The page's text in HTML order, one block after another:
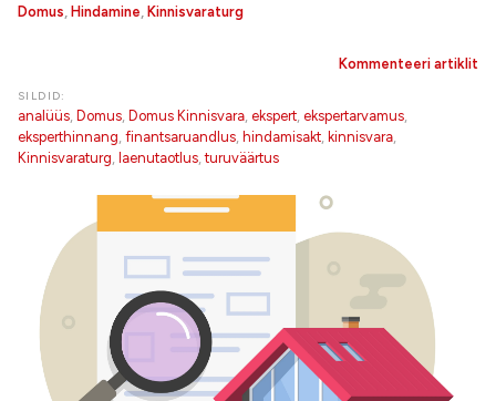
Domus, Hindamine, Kinnisvaraturg
Kommenteeri artiklit
SILDID:
analüüs, Domus, Domus Kinnisvara, ekspert, ekspertarvamus,
eksperthinnang, finantsaruandlus, hindamisakt, kinnisvara,
Kinnisvaraturg, laenutaotlus,turuväärtus